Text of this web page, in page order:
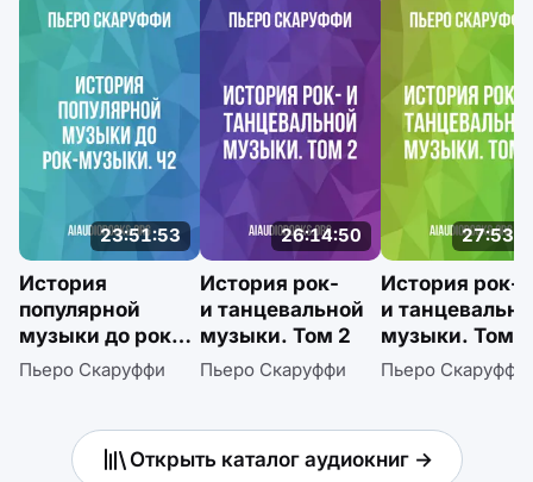
23:51:53
История
популярной
музыки до рок-
музыки. Ч2
Пьеро Скаруффи
26:14:50
История рок-
и танцевальной
музыки. Том 2
Пьеро Скаруффи
История рок-
и
музыки. Том 1
Пьеро Скаруффи
Открыть каталог аудиокниг →